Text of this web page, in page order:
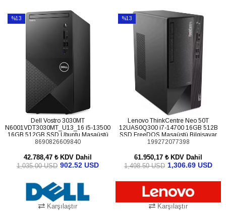
%13
Dell Vostro 3030MT
N6001VDT3030MT_U13_16 i5-13500
16GB 512GB SSD Ubuntu Masaüstü
Bilgisayar (Upg)
8690826609840
42.788,47 ₺ KDV Dahil
902.52 USD
1,035.00 USD
Karşılaştır
%13
%13İndirim
Lenovo ThinkCentre Neo 50T
12UAS0Q300 i7-14700 16GB 512B
SSD FreeDOS Masaüstü Bilgisayar
199272077398
61.950,17 ₺ KDV Dahil
1,306.69 USD
1,498.50 USD
Karşılaştır